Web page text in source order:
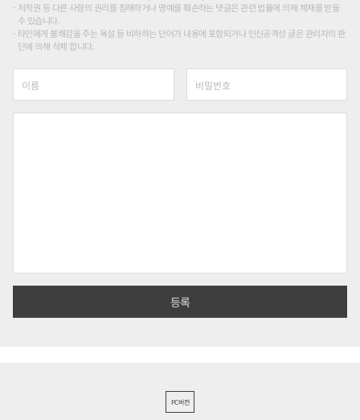
저작권 등 다른 사람의 권리를 침해하거나 명예를 훼손하는 댓글은 관련 법률에 의해 제재를 받을
수 있습니다.
타인에게 불쾌감을 주는 욕설 등 비하하는 단어가 내용에 포함되거나 인신공격성 글은 관리자의 판
단에 의해 삭제 합니다.
PC버전